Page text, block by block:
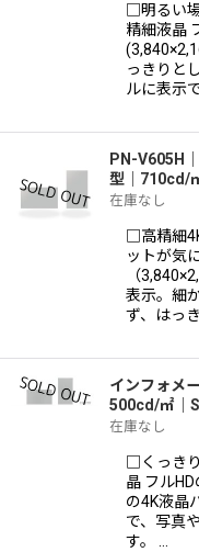
□明るい
精細液晶
っきりと
ルに表示
PN-V605H
型｜710cd/
在庫なし
□高精細
ットが気
（
表示。細
ず、はっ
インフォメ
500cd/㎡｜
在庫なし
□くっき
晶 フル
の4K液晶
で、写真
す。 …